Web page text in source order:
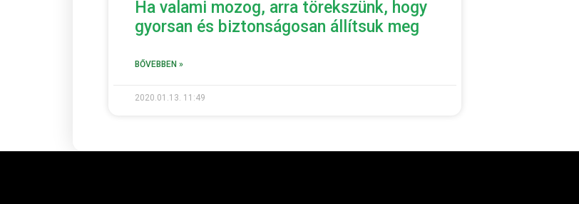
Ha valami mozog, arra törekszünk, hogy
gyorsan és biztonságosan állítsuk meg
BŐVEBBEN »
2020.01.13. 11:49